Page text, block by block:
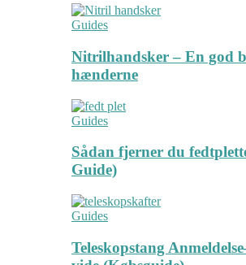
Guides
Nitrilhandsker – En god
hænderne
Guides
Sådan fjerner du
Guide)
Guides
Teleskopstang